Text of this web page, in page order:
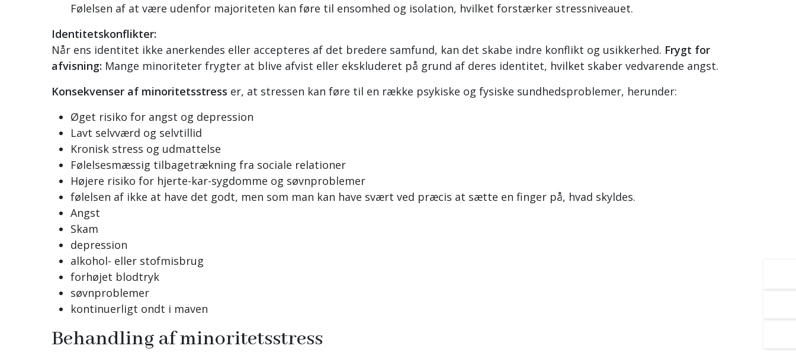
Følelsen af at være udenfor majoriteten kan føre til ensomhed og isolation, hvilket forstærker stressniveauet.
Identitetskonflikter:
Når ens identitet ikke anerkendes eller accepteres af det bredere samfund, kan det skabe indre konflikt og usikkerhed. Frygt for
afvisning: Mange minoriteter frygter at blive afvist eller ekskluderet på grund af deres identitet, hvilket skaber vedvarende angst.
Konsekvenser af minoritetsstress er, at stressen kan føre til en række psykiske og fysiske sundhedsproblemer, herunder:
Øget risiko for angst og depression
Lavt selvværd og selvtillid
Kronisk stress og udmattelse
Følelsesmæssig tilbagetrækning fra sociale relationer
Højere risiko for hjerte-kar-sygdomme og søvnproblemer
følelsen af ikke at have det godt, men som man kan have svært ved præcis at sætte en finger på, hvad skyldes.
Angst
Skam
depression
alkohol- eller stofmisbrug
forhøjet blodtryk
søvnproblemer
kontinuerligt ondt i maven
Behandling af minoritetsstress